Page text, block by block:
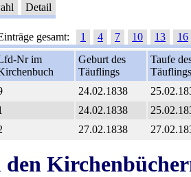
Detail
gesamt: 1 4 7 10 13
16
Nr im
Geburt des
Täuflings
Taufe
Täuflings
24.02.1838
24.02.1838
27.02.1838
den